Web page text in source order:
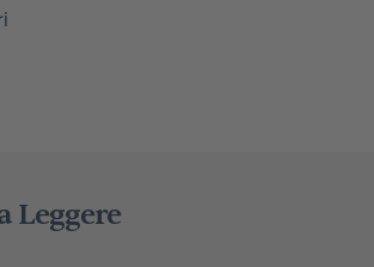
Leggere